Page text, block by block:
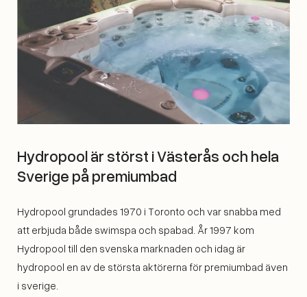
Hydropool är störst i Västerås och hela
Sverige på premiumbad
Hydropool grundades 1970 i Toronto och var snabba med
att erbjuda både swimspa och spabad. År 1997 kom
Hydropool till den svenska marknaden och idag är
hydropool en av de största aktörerna för premiumbad även
i sverige.